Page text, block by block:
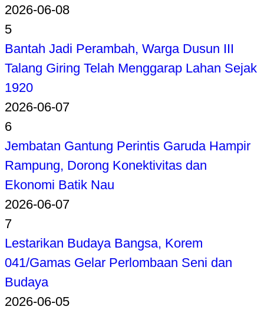
2026-06-08
5
Bantah Jadi Perambah, Warga Dusun III
Talang Giring Telah Menggarap Lahan Sejak
1920
2026-06-07
6
Jembatan Gantung Perintis Garuda Hampir
Rampung, Dorong Konektivitas dan
Ekonomi Batik Nau
2026-06-07
7
Lestarikan Budaya Bangsa, Korem
041/Gamas Gelar Perlombaan Seni dan
Budaya
2026-06-05